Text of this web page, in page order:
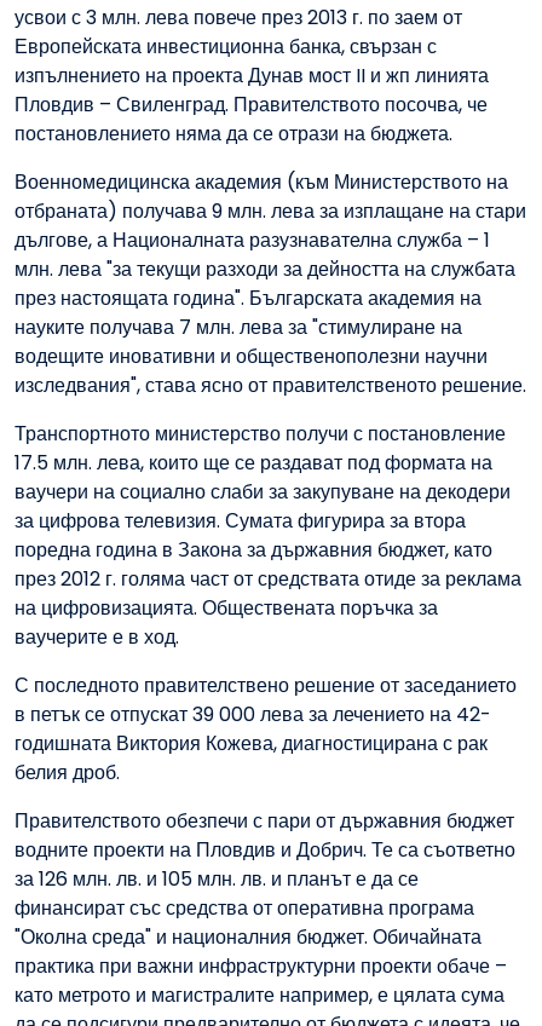
усвои с 3 млн. лева повече през 2013 г. по заем от
Европейската инвестиционна банка, свързан с
изпълнението на проекта Дунав мост II и жп линията
Пловдив – Свиленград. Правителството посочва, че
постановлението няма да се отрази на бюджета.
Военномедицинска академия (към Министерството на
отбраната) получава 9 млн. лева за изплащане на стари
дългове, а Националната разузнавателна служба – 1
млн. лева "за текущи разходи за дейността на службата
през настоящата година". Българската академия на
науките получава 7 млн. лева за "стимулиране на
водещите иновативни и общественополезни научни
изследвания", става ясно от правителственото решение.
Транспортното министерство получи с постановление
17.5 млн. лева, които ще се раздават под формата на
ваучери на социално слаби за закупуване на декодери
за цифрова телевизия. Сумата фигурира за втора
поредна година в Закона за държавния бюджет, като
през 2012 г. голяма част от средствата отиде за реклама
на цифровизацията. Обществената поръчка за
ваучерите е в ход.
С последното правителствено решение от заседанието
в петък се отпускат 39 000 лева за лечението на 42-
годишната Виктория Кожева, диагностицирана с рак
белия дроб.
Правителството обезпечи с пари от държавния бюджет
водните проекти на Пловдив и Добрич. Те са съответно
за 126 млн. лв. и 105 млн. лв. и планът е да се
финансират със средства от оперативна програма
"Околна среда" и националния бюджет. Обичайната
практика при важни инфраструктурни проекти обаче –
като метрото и магистралите например, е цялата сума